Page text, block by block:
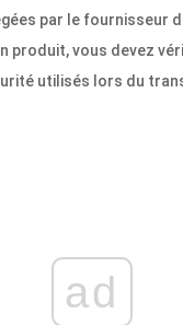
par le fournisseur
produit, vous devez
utilisés lors du
ad